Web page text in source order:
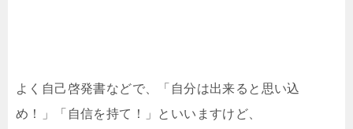
よく自己啓発書などで、「自分は出来ると思い込
め！」「自信を持て！」といいますけど、